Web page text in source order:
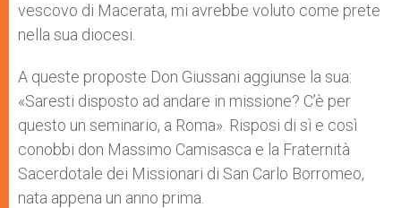
vescovo di Macerata, mi avrebbe voluto come prete
nella sua diocesi.
A queste proposte Don Giussani aggiunse la sua:
«Saresti disposto ad andare in missione? C’è per
questo un seminario, a Roma». Risposi di sì e così
conobbi don Massimo Camisasca e la Fraternità
Sacerdotale dei Missionari di San Carlo Borromeo,
nata appena un anno prima.